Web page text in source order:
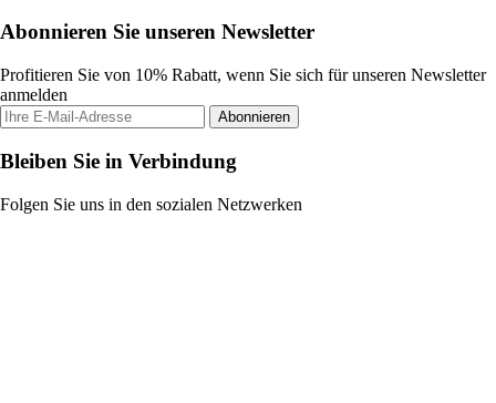
Abonnieren Sie unseren Newsletter
Profitieren Sie von 10% Rabatt, wenn Sie sich für unseren Newsletter
anmelden
Abonnieren
Bleiben Sie in Verbindung
Folgen Sie uns in den sozialen Netzwerken